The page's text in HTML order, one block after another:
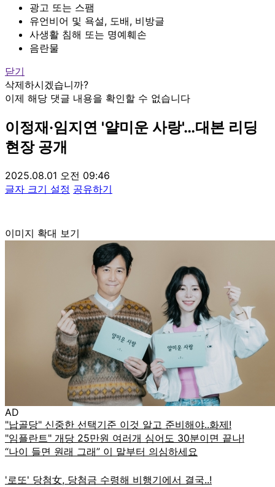
광고 또는 스팸
유언비어 및 욕설, 도배, 비방글
사생활 침해 또는 명예훼손
음란물
닫기
삭제하시겠습니까?
이제 해당 댓글 내용을 확인할 수 없습니다
이정재·임지연 '얄미운 사랑'…대본 리딩
현장 공개
2025.08.01 오전 09:46
글자 크기 설정 공유하기
이미지 확대 보기
AD